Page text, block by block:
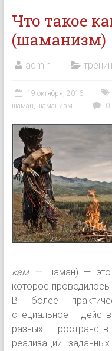
Что такое
(шаманизм)
admin
19 октября, 2016
шаман, шаманизм 0
кам— шаман) — это
которое
В более
специальное
разных
реализации